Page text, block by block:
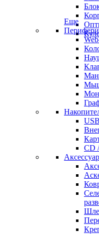
Еще
CD